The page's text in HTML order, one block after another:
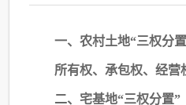
一、农村土地“三权分
所有权、承包权、经营
二、宅基地“三权分置”